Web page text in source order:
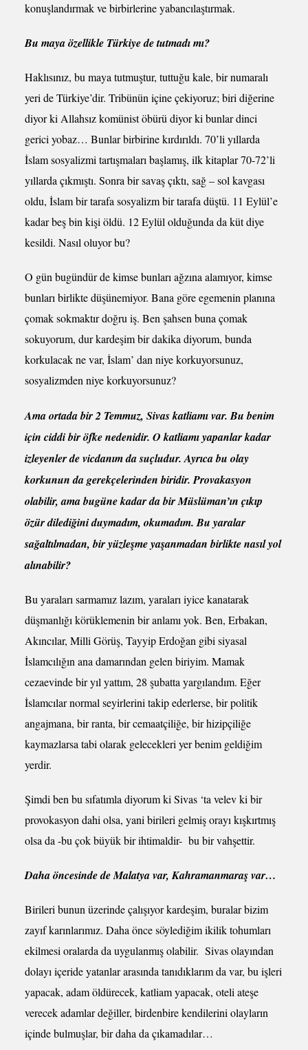
konuşlandırmak ve birbirlerine yabancılaştırmak.
Bu maya özellikle Türkiye de tutmadı mı?
Haklısınız, bu maya tutmuştur, tuttuğu kale, bir numaralı
yeri de Türkiye’dir. Tribünün içine çekiyoruz; biri diğerine
diyor ki Allahsız komünist öbürü diyor ki bunlar dinci
gerici yobaz… Bunlar birbirine kırdırıldı. 70’li yıllarda
İslam sosyalizmi tartışmaları başlamış, ilk kitaplar 70-72’li
yıllarda çıkmıştı. Sonra bir savaş çıktı, sağ – sol kavgası
oldu, İslam bir tarafa sosyalizm bir tarafa düştü. 11 Eylül’e
kadar beş bin kişi öldü. 12 Eylül olduğunda da küt diye
kesildi. Nasıl oluyor bu?
O gün bugündür de kimse bunları ağzına alamıyor, kimse
bunları birlikte düşünemiyor. Bana göre egemenin planına
çomak sokmaktır doğru iş. Ben şahsen buna çomak
sokuyorum, dur kardeşim bir dakika diyorum, bunda
korkulacak ne var, İslam’ dan niye korkuyorsunuz,
sosyalizmden niye korkuyorsunuz?
Ama ortada bir 2 Temmuz, Sivas katliamı var. Bu benim
için ciddi bir öfke nedenidir. O katliamı yapanlar kadar
izleyenler de vicdanım da suçludur. Ayrıca bu olay
korkunun da gerekçelerinden biridir. Provakasyon
olabilir, ama bugüne kadar da bir Müslüman’ın çıkıp
özür dilediğini duymadım, okumadım. Bu yaralar
sağaltılmadan, bir yüzleşme yaşanmadan birlikte nasıl yol
alınabilir?
Bu yaraları sarmamız lazım, yaraları iyice kanatarak
düşmanlığı körüklemenin bir anlamı yok. Ben, Erbakan,
Akıncılar, Milli Görüş, Tayyip Erdoğan gibi siyasal
İslamcılığın ana damarından gelen biriyim. Mamak
cezaevinde bir yıl yattım, 28 şubatta yargılandım. Eğer
İslamcılar normal seyirlerini takip ederlerse, bir politik
angajmana, bir ranta, bir cemaatçiliğe, bir hizipçiliğe
kaymazlarsa tabi olarak gelecekleri yer benim geldiğim
yerdir.
Şimdi ben bu sıfatımla diyorum ki Sivas ‘ta velev ki bir
provokasyon dahi olsa, yani birileri gelmiş orayı kışkırtmış
olsa da -bu çok büyük bir ihtimaldir- bu bir vahşettir.
Daha öncesinde de Malatya var, Kahramanmaraş var…
Birileri bunun üzerinde çalışıyor kardeşim, buralar bizim
zayıf karınlarımız. Daha önce söylediğim ikilik tohumları
ekilmesi oralarda da uygulanmış olabilir. Sivas olayından
dolayı içeride yatanlar arasında tanıdıklarım da var, bu işleri
yapacak, adam öldürecek, katliam yapacak, oteli ateşe
verecek adamlar değiller, birdenbire kendilerini olayların
içinde bulmuşlar, bir daha da çıkamadılar…